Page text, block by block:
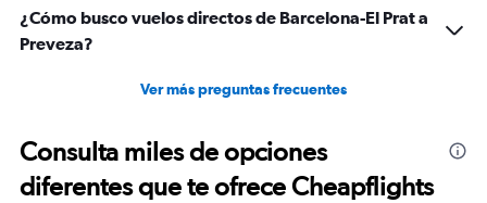
¿Cómo busco vuelos directos de Barcelona-El Prat a
Preveza?
Ver más preguntas frecuentes
Consulta miles de opciones
diferentes que te ofrece Cheapflights